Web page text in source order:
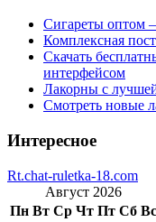
Сигареты оптом
Комплексная
Скачать
интерфейсом
Лакорны с
Смотреть новые
Интересное
Rt.chat-ruletka-18.com
Август 2026
Пн Вт Ср Чт Пт Сб Вс